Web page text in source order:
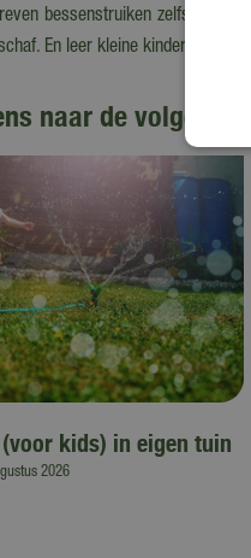
bessenstruiken zelfs nog
En leer kleine kinderen dat
naar de volgende
kids) in eigen tuin
2026